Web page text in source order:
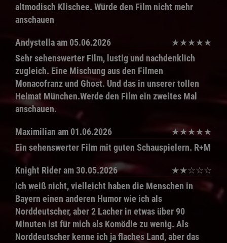
altmodisch Klischee. Würde den Film nicht mehr
anschauen
Andystellaam 05.06.2026 ★★★★★
Sehr sehenswerter Film, lustig und nachdenklich
zugleich. Eine Mischung aus den Filmen
Monacofranz und Ghost. Und das in unserer tollen
Heimat München.Werde den Film ein zweites Mal
anschauen.
Maximilian am 01.06.2026 ★★★★★
Ein sehenswerter Film mit guten Schauspielern. R+M
Knight Rideram 30.05.2026 ★★☆☆☆
Ich weiß nicht, vielleicht haben die Menschen in
Bayern einen anderen Humor wie ich als
Norddeutscher, aber 2 Lacher in etwas über 90
Minuten ist für mich als Komödie zu wenig. Als
Norddeutscher kenne ich ja flaches Land, aber das